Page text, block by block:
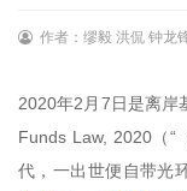
作者：缪毅 洪侃 钟龙
2020年2月7日是离岸
Funds Law, 2020（“
代，一出世便自带光